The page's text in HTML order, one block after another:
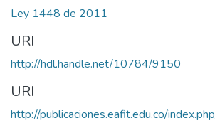
Ley 1448 de 2011
URI
http://hdl.handle.net/10784/9150
URI
http://publicaciones.eafit.edu.co/